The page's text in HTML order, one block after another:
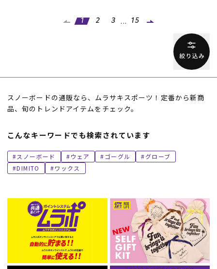
1 2 3 ... 15
スノーボードの通販なら、ムラサキスポーツ！定番から新商
品、旬のトレンドアイテムをチェック。
こんなキーワードでも検索されています
スノーボード ウェア ゴーグル
グローブ
DIMITO
ワックス